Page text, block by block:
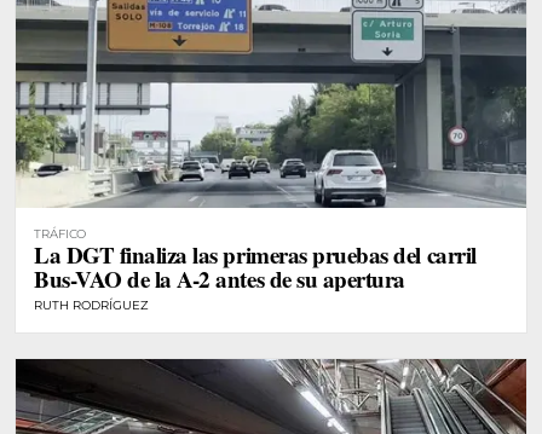
TRÁFICO
La DGT finaliza las primeras pruebas del carril
Bus-VAO de la A-2 antes de su apertura
RUTH RODRÍGUEZ